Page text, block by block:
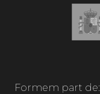
Formem part de: